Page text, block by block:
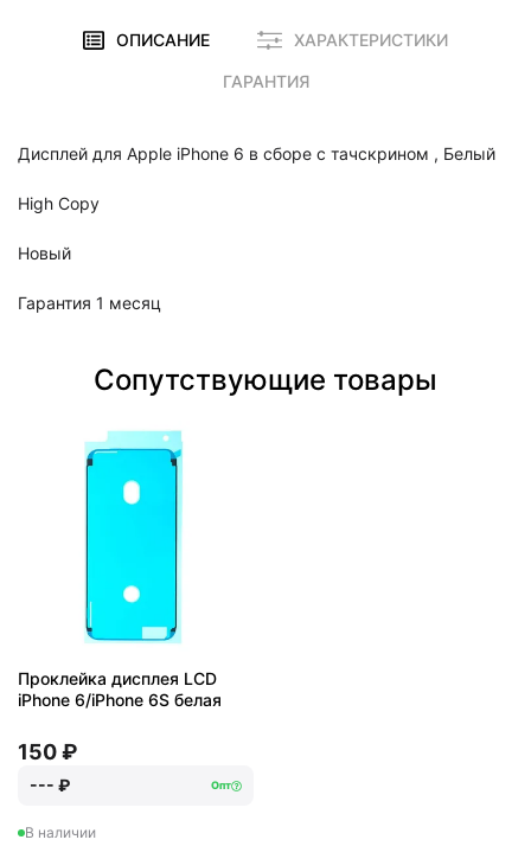
ОПИСАНИЕ ХАРАКТЕРИСТИКИ
ГАРАНТИЯ
Дисплей для Apple iPhone 6 в сборе с тачскрином , Белый
High Copy
Новый
Гарантия 1 месяц
Сопутствующие товары
Проклейка дисплея LCD
iPhone 6/iPhone 6S белая
150 ₽
--- ₽ Опт
В наличии